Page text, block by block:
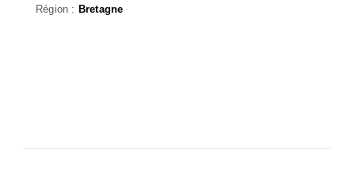
Région : Bretagne